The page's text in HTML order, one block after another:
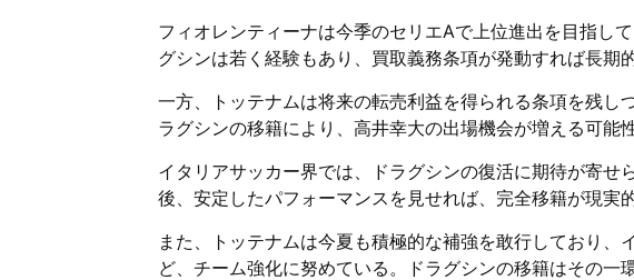
フィオレンティーナは今季のセリエAで上位進出を目指し
グシンは若く経験もあり、買取義務条項が発動すれば長期
一方、トッテナムは将来の転売利益を得られる条項を残し
ラグシンの移籍により、高井幸大の出場機会が増える可能性
イタリアサッカー界では、ドラグシンの復活に期待が寄せ
後、安定したパフォーマンスを見せれば、完全移籍が現実的
また、トッテナムは今夏も積極的な補強を敢行しており、
ど、チーム強化に努めている。ドラグシンの移籍はその一